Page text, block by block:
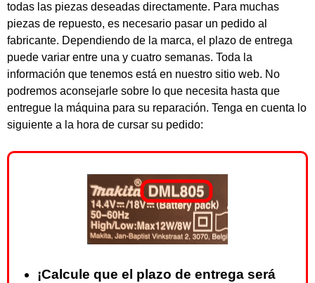
todas las piezas deseadas directamente. Para muchas
piezas de repuesto, es necesario pasar un pedido al
fabricante. Dependiendo de la marca, el plazo de entrega
puede variar entre una y cuatro semanas. Toda la
información que tenemos está en nuestro sitio web. No
podremos aconsejarle sobre lo que necesita hasta que
entregue la máquina para su reparación. Tenga en cuenta lo
siguiente a la hora de cursar su pedido:
¡Calcule que el plazo de entrega será